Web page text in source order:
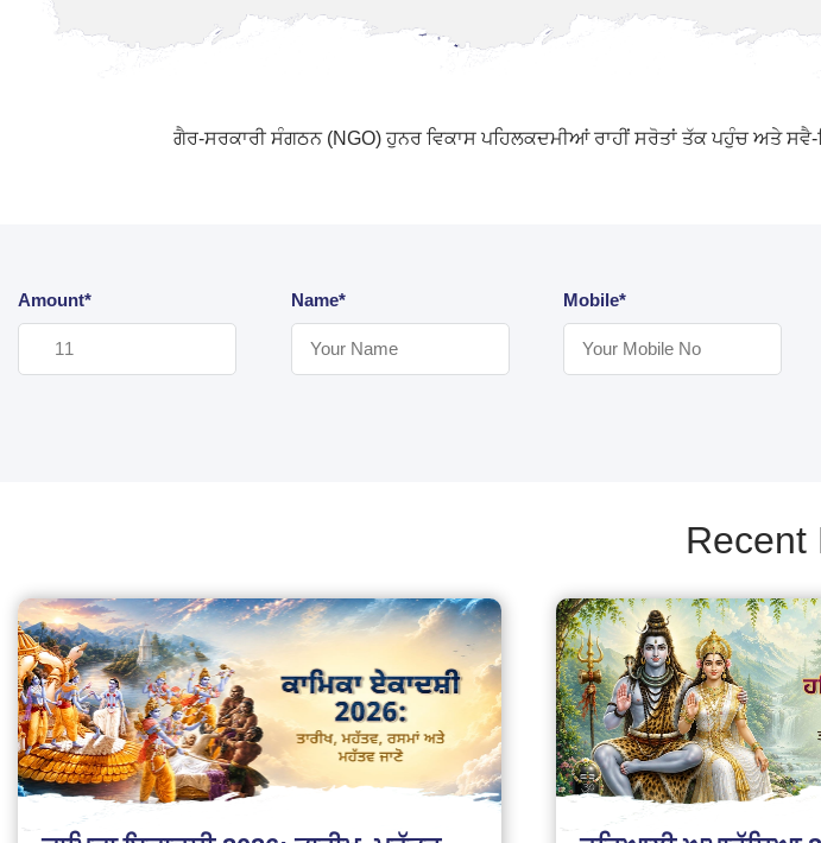
ਗੈਰ-ਸਰਕਾਰੀ ਸੰਗਠਨ (NGO) ਹੁਨਰ ਵਿਕਾਸ ਪਹਿਲਕਦਮੀਆਂ ਰਾਹੀਂ ਸਰੋਤਾਂ ਤੱਕ ਪਹੁੰਚ ਅਤੇ
Amount* Name* Mobile*
Recent